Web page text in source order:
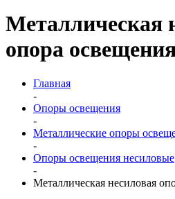
Металлическая
опора
Главная
-
Опоры освещения
-
Металлические опоры
-
Опоры освещения несиловые
-
Металлическая несиловая